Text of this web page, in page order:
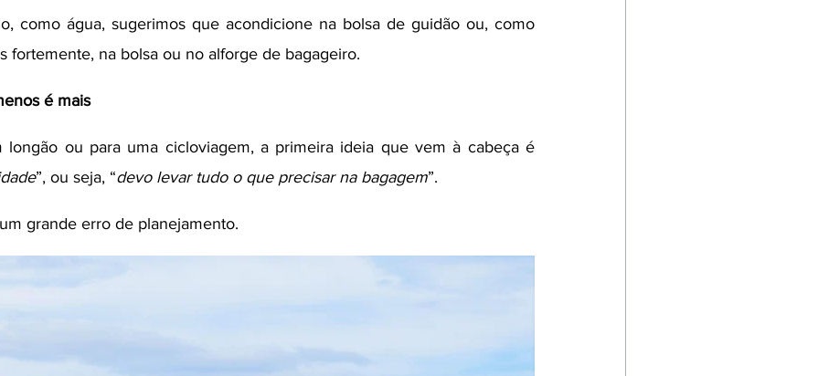
como água, sugerimos que acondicione na bolsa de guidão ou, como
fortemente, na bolsa ou no alforge de bagageiro.
é mais
longão ou para uma cicloviagem, a primeira ideia que vem à cabeça é
”, ou seja, “devo levar tudo o que precisar na bagagem”.
grande erro de planejamento.